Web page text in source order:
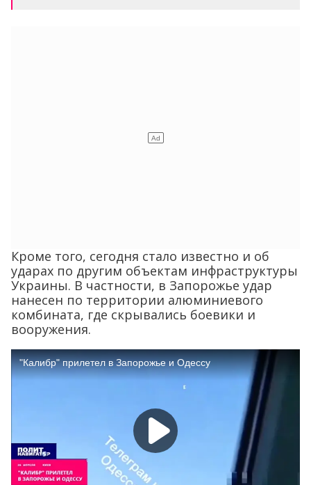
Кроме того, сегодня стало известно и об
ударах по другим объектам инфраструктуры
Украины. В частности, в Запорожье удар
нанесен по территории алюминиевого
комбината, где скрывались боевики и
вооружения.